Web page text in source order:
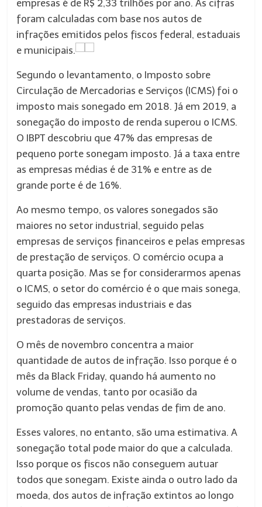
empresas é de R$ 2,33 trilhões por ano. As cifras
foram calculadas com base nos autos de
infrações emitidos pelos fiscos federal, estaduais
e municipais.
Segundo o levantamento, o Imposto sobre
Circulação de Mercadorias e Serviços (ICMS) foi o
imposto mais sonegado em 2018. Já em 2019, a
sonegação do imposto de renda superou o ICMS.
O IBPT descobriu que 47% das empresas de
pequeno porte sonegam imposto. Já a taxa entre
as empresas médias é de 31% e entre as de
grande porte é de 16%.
Ao mesmo tempo, os valores sonegados são
maiores no setor industrial, seguido pelas
empresas de serviços financeiros e pelas empresas
de prestação de serviços. O comércio ocupa a
quarta posição. Mas se for considerarmos apenas
o ICMS, o setor do comércio é o que mais sonega,
seguido das empresas industriais e das
prestadoras de serviços.
O mês de novembro concentra a maior
quantidade de autos de infração. Isso porque é o
mês da Black Friday, quando há aumento no
volume de vendas, tanto por ocasião da
promoção quanto pelas vendas de fim de ano.
Esses valores, no entanto, são uma estimativa. A
sonegação total pode maior do que a calculada.
Isso porque os fiscos não conseguem autuar
todos que sonegam. Existe ainda o outro lado da
moeda, dos autos de infração extintos ao longo